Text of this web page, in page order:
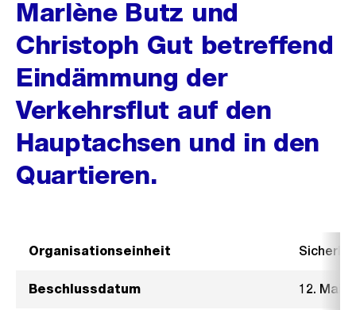
Marlène Butz und
Christoph Gut betreffend
Eindämmung der
Verkehrsflut auf den
Hauptachsen und in den
Quartieren.
Organisationseinheit
Beschlussdatum 12. Mai